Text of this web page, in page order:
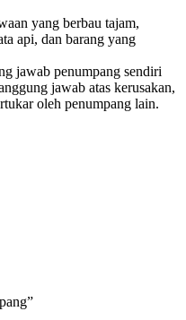
yang berbau tajam,
api, dan barang yang
jawab penumpang sendiri
jawab atas kerusakan,
oleh penumpang lain.